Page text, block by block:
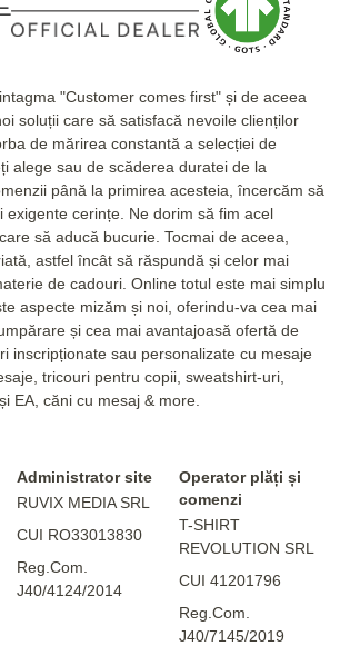
"Customer comes first" și de aceea
soluții care să satisfacă nevoile clienților
de mărirea constantă a selecției de
alege sau de scăderea duratei de la
până la primirea acesteia, încercăm să
exigente cerințe. Ne dorim să fim acel
să aducă bucurie. Tocmai de aceea,
astfel încât să răspundă și celor mai
de cadouri. Online totul este mai simplu
aspecte mizăm și noi, oferindu-va cea mai
și cea mai avantajoasă ofertă de
inscripționate sau personalizate cu mesaje
tricouri pentru copii, sweatshirt-uri,
EA, căni cu mesaj & more.
Administrator site
RUVIX MEDIA SRL
CUI RO33013830
Reg.Com.
J40/4124/2014
Operator plăți și
comenzi
T-SHIRT
REVOLUTION SRL
CUI 41201796
Reg.Com.
J40/7145/2019